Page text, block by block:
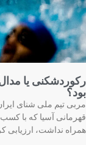
یا
تیم ملی شنای
نداشت، ارزیابی کرد.